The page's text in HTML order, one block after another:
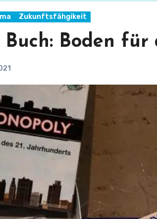
Zukunftsfähgikeit
Boden für